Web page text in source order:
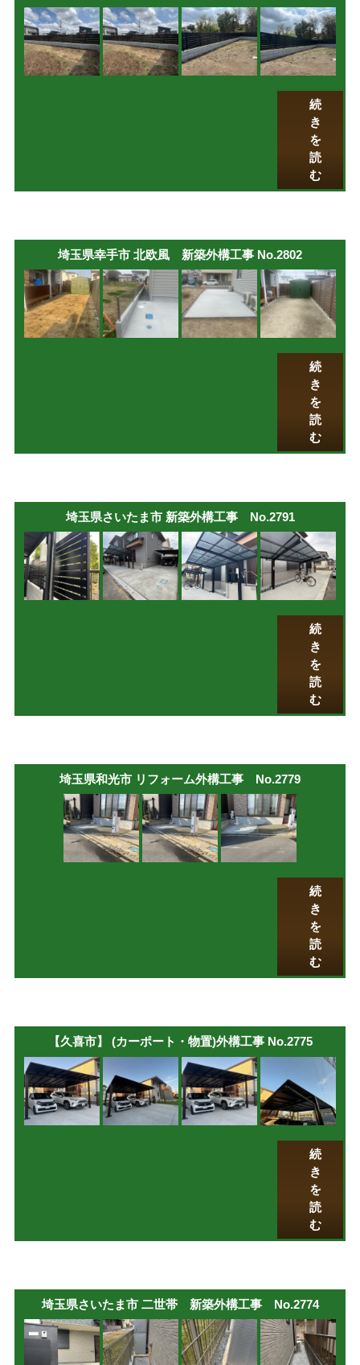
続
き
を
読
む
埼玉県幸手市 北欧風 新築外構工事 No.2802
続
き
を
読
む
埼玉県さいたま市 新築外構工事 No.2791
続
き
を
読
む
埼玉県和光市 リフォーム外構工事 No.2779
続
き
を
読
む
【久喜市】 (カーポート・物置)外構工事 No.2775
続
き
を
読
む
埼玉県さいたま市 二世帯 新築外構工事 No.2774